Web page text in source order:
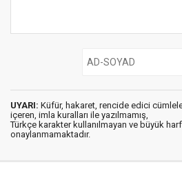
UYARI: Küfür, hakaret, rencide edici
içeren, imla kuralları ile yazılmamış,
Türkçe karakter kullanılmayan ve büyük
onaylanmamaktadır.